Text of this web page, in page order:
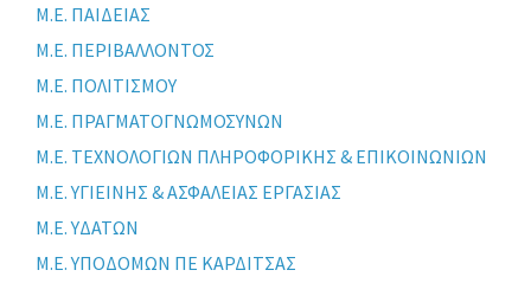
Μ.Ε. ΠΑΙΔΕΙΑΣ
Μ.Ε. ΠΕΡΙΒΑΛΛΟΝΤΟΣ
Μ.Ε. ΠΟΛΙΤΙΣΜΟΥ
Μ.Ε. ΠΡΑΓΜΑΤΟΓΝΩΜΟΣΥΝΩΝ
Μ.Ε. ΤΕΧΝΟΛΟΓΙΩΝ ΠΛΗΡΟΦΟΡΙΚΗΣ & ΕΠΙΚΟΙΝΩΝΙΩΝ
Μ.Ε. ΥΓΙΕΙΝΗΣ & ΑΣΦΑΛΕΙΑΣ ΕΡΓΑΣΙΑΣ
Μ.Ε. ΥΔΑΤΩΝ
Μ.Ε. ΥΠΟΔΟΜΩΝ ΠΕ ΚΑΡΔΙΤΣΑΣ